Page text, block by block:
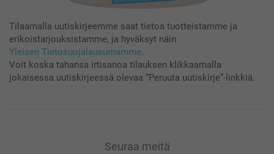
Tilaamalla uutiskirjeemme saat tietoa tuotteistamme ja
erikoistarjouksistamme, ja hyväksyt näin
Yleisen Tietosuojalausumamme.
Voit koska tahansa irtisanoa tilauksen klikkaamalla
jokaisessa uutiskirjeessä olevaa “Peruuta uutiskirje”-linkkiä.
Seuraa meitä